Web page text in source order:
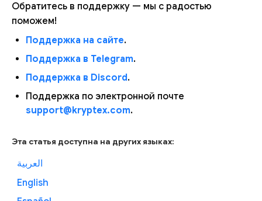
Обратитесь в поддержку — мы с радостью
поможем!
Поддержка на сайте.
Поддержка в Telegram.
Поддержка в Discord.
Поддержка по электронной почте
support@kryptex.com.
Эта статья доступна на других языках:
العربية
English